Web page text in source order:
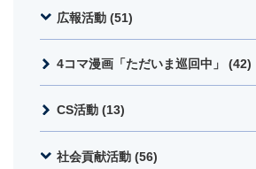
広報活動 (51)
4コマ漫画「ただいま巡回中」 (42)
CS活動 (13)
社会貢献活動 (56)